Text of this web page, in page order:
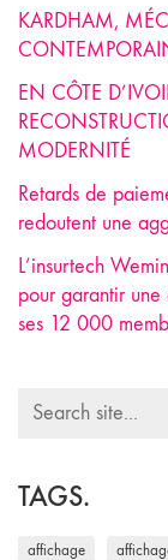
KARDHAM,
EN CÔTE
MODERNITÉ
Retards de
redoutent une
L’insurtech
pour garantir
ses 12 000
Search
TAGS.
affichage